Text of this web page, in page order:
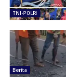
TNI-POLRI
Berita